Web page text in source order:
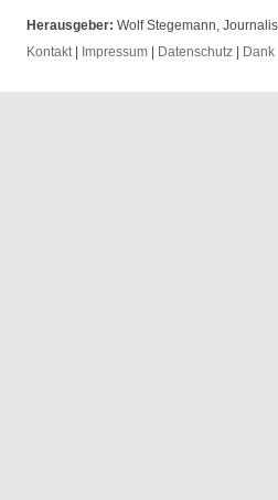
Herausgeber: Wolf Stegemann,
Kontakt| Impressum | Datenschutz | Dank